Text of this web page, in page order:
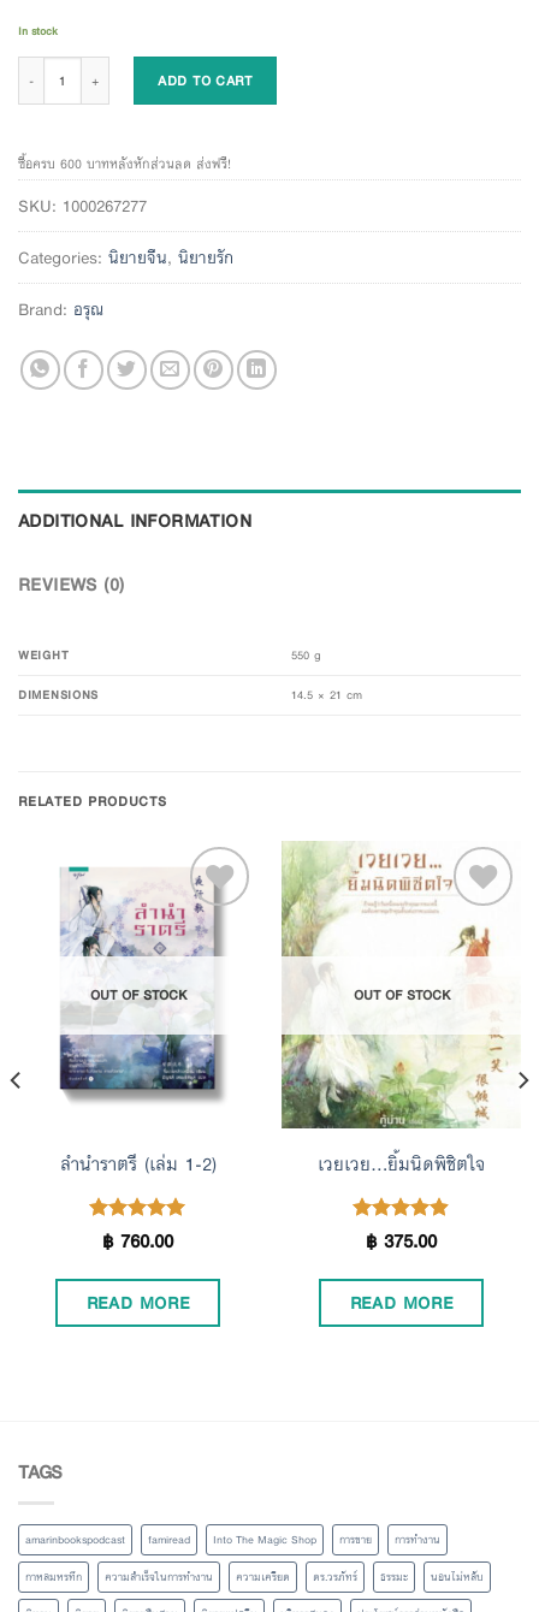
In stock
ADD TO CART
ซื้อครบ 600 บาทหลังหักส่วนลด ส่งฟรี!
SKU: 1000267277
Categories: นิยายจีน, นิยายรัก
Brand: อรุณ
ADDITIONAL INFORMATION
REVIEWS (0)
WEIGHT
550 g
DIMENSIONS
14.5 × 21 cm
RELATED PRODUCTS
Wishlist
OUT OF STOCK
ลำนำราตรี (เล่ม 1-2)
Rated5.00
฿760.00
READ MORE
Add to
Wishlist
OUT OF STOCK
เวยเวย…ยิ้มนิดพิชิตใจ
Rated4.85
฿375.00
READ MORE
TAGS
amarinbookspodcast famiread Into The Magic Shop การขาย
การทำงาน
กาหลมหรทึก
ความสำเร็จในการทำงาน ความเครียด ดร.วรภัทร์ ธรรมะ
นอนไม่หลับ